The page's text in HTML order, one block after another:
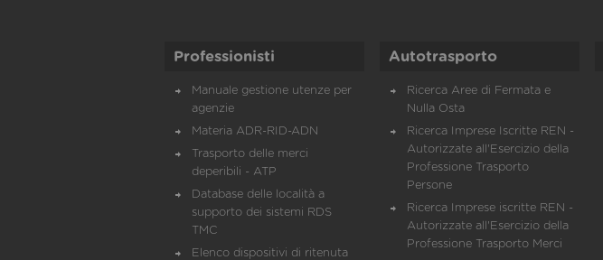
Professionisti
Manuale gestione utenze per
agenzie
Materia ADR-RID-ADN
Trasporto delle merci
deperibili - ATP
Database delle località a
supporto dei sistemi RDS
TMC
Elenco dispositivi di ritenuta
Autotrasporto
Ricerca Aree di Fermata e
Nulla Osta
Ricerca Imprese Iscritte REN -
Autorizzate all'Esercizio della
Professione Trasporto
Persone
Ricerca Imprese iscritte REN -
Autorizzate all'Esercizio della
Professione Trasporto Merci